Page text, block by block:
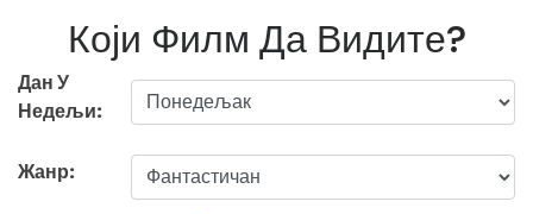
Који Филм Да Видите?
Дан У
Недељи:
Жанр: